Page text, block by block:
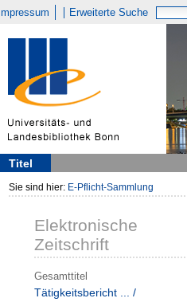
Impressum Erweiterte Suche
Titel
Sie sind hier: E-Pflicht-Sammlung
Elektronische
Zeitschrift
Gesamttitel
Tätigkeitsbericht ... /